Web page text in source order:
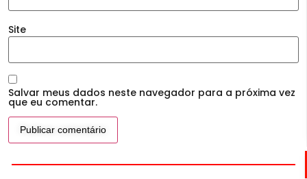
Site
Salvar meus dados neste navegador para a próxima vez
que eu comentar.